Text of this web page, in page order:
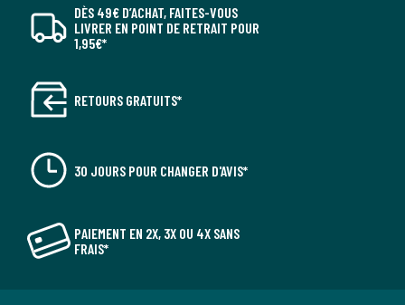
DÈS 49€ D’ACHAT, FAITES-VOUS
LIVRER EN POINT DE RETRAIT POUR
1,95€*
RETOURS GRATUITS*
30 JOURS POUR CHANGER D'AVIS*
PAIEMENT EN 2X, 3X OU 4X SANS
FRAIS*